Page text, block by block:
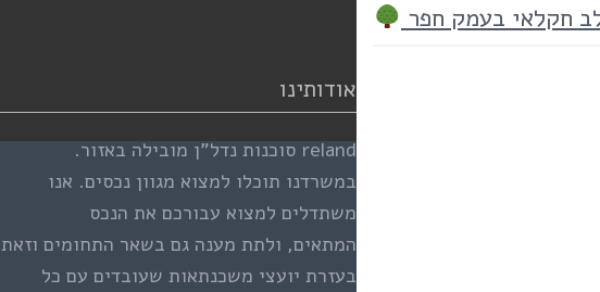
חקלאי בעמק חפר
אודותינו
reland סוכנות נדל”ן מובילה באזור.
במשרדנו תוכלו למצוא מגוון נכסים. אנו
משתדלים למצוא עבורכם את הנכס
המתאים, ולתת מענה גם בשאר התחומים וזאת
בעזרת יועצי משכנתאות שעובדים עם כל